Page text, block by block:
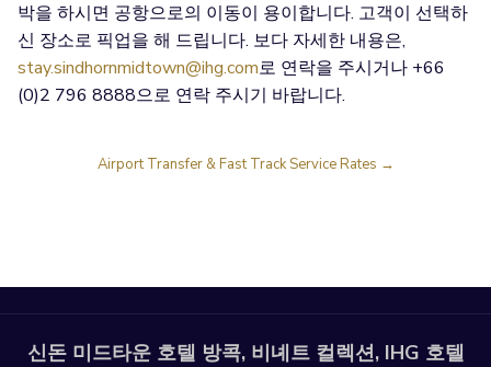
박을 하시면 공항으로의 이동이 용이합니다. 고객이 선택하
신 장소로 픽업을 해 드립니다. 보다 자세한 내용은,
stay.sindhornmidtown@ihg.com로 연락을 주시거나 +66
(0)2 796 8888으로 연락 주시기 바랍니다.
Airport Transfer & Fast Track Service Rates 창
신돈 미드타운 호텔 방콕, 비녜트 컬렉션, IHG 호텔